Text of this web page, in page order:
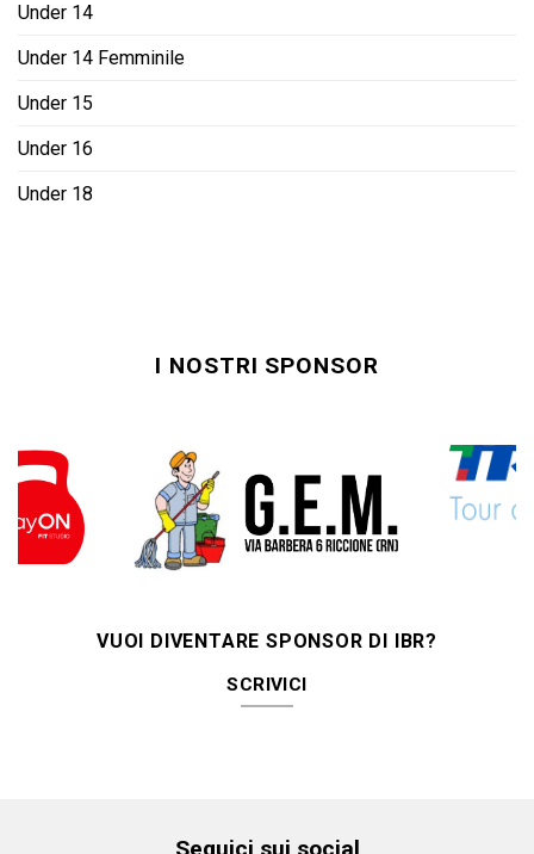
Under 14
Under 14 Femminile
Under 15
Under 16
Under 18
I NOSTRI SPONSOR
VUOI DIVENTARE SPONSOR DI IBR?
SCRIVICI
Seguici sui social